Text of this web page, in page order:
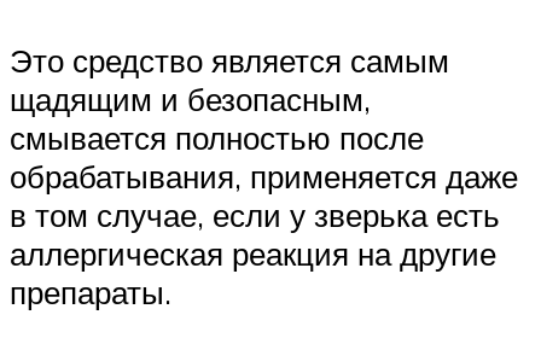
Это средство является самым
щадящим и безопасным,
смывается полностью после
обрабатывания, применяется даже
в том случае, если у зверька есть
аллергическая реакция на другие
препараты.